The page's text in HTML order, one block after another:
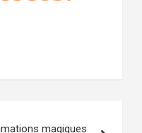
magiques